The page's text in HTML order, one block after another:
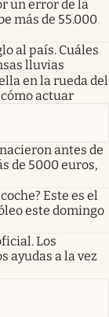
un error de la
más de 55.000
al país. Cuáles
lluvias
en la rueda del
actuar
antes de
de 5000 euros,
Este es el
este domingo
Los
ayudas a la vez